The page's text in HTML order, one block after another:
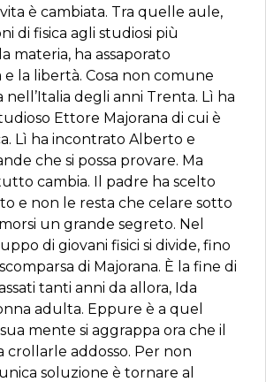
è cambiata. Tra quelle aule,
di fisica agli studiosi più
materia, ha assaporato
e la libertà. Cosa non comune
degli anni Trenta. Lì ha
Ettore Majorana di cui è
Lì ha incontrato Alberto e
che si possa provare. Ma
cambia. Il padre ha scelto
e non le resta che celare sotto
un grande segreto. Nel
di giovani fisici si divide, fino
di Majorana. È la fine di
tanti anni da allora, Ida
adulta. Eppure è a quel
mente si aggrappa ora che il
crollarle addosso. Per non
soluzione è tornare al